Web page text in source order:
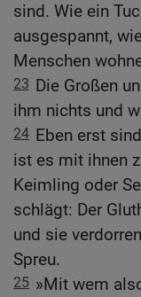
sind. Wie ein
ausgespannt,
Menschen
23 Die Großen
ihm nichts und
24 Eben erst
ist es mit ihnen
Keimling oder
schlägt: Der
und sie
Spreu.
25 »Mit wem